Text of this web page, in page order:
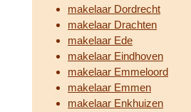
makelaar Dordrecht
makelaar Drachten
makelaar Ede
makelaar Eindhoven
makelaar Emmeloord
makelaar Emmen
makelaar Enkhuizen